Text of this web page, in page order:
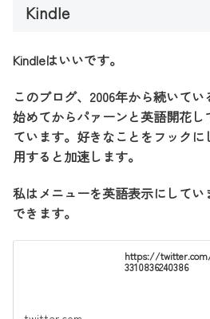
Kindle
Kindleはいいです。
このブログ、2006年から続いて
始めてからパァーンと英語開花
ています。好きなことをフック
用すると加速します。
私はメニューを英語表示にして
できます。
https://
3310836240386